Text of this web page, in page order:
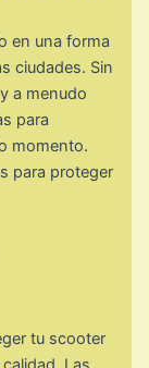
en una forma
ciudades. Sin
a menudo
para
momento.
para proteger
tu scooter